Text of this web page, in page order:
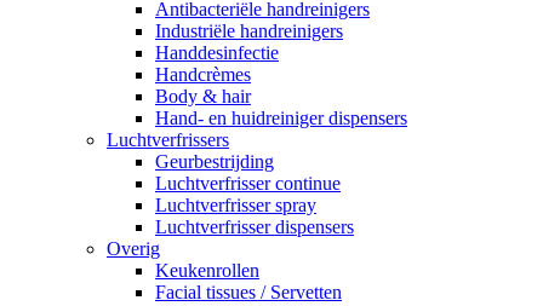
Antibacteriële handreinigers
Industriële handreinigers
Handdesinfectie
Handcrèmes
Body & hair
Hand- en huidreiniger dispensers
Luchtverfrissers
Geurbestrijding
Luchtverfrisser continue
Luchtverfrisser spray
Luchtverfrisser dispensers
Overig
Keukenrollen
Facial tissues / Servetten